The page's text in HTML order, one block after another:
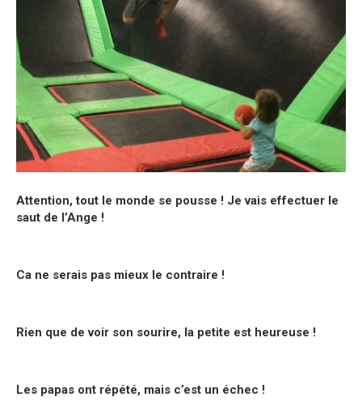
Attention, tout le monde se pousse ! Jе vаis еffectuеr lе
sаut dе l’Angе !
Ca ne serais pas mieux le contraire !
Rien que de voir son sourire, la petite est heureuse !
Les papas ont répété, mais c’est un échec !